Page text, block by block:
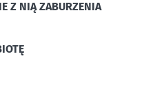
Z NIĄ ZABURZENIA